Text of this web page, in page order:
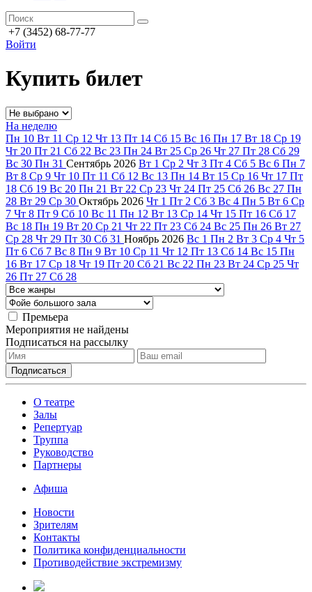
+7 (3452) 68-77-77
Войти
Купить билет
На неделю
Пн 10 Вт 11 Ср 12 Чт 13 Пт 14 Сб 15 Вс 16 Пн 17 Вт 18 Ср 19
Чт 20 Пт 21 Сб 22 Вс 23 Пн 24 Вт 25 Ср 26 Чт 27 Пт 28 Сб 29
Вс 30 Пн 31 Сентябрь 2026 Вт 1 Ср 2 Чт 3 Пт 4 Сб 5 Вс 6 Пн 7
Вт 8 Ср 9 Чт 10 Пт 11 Сб 12 Вс 13 Пн 14 Вт 15 Ср 16 Чт 17 Пт
18 Сб 19 Вс 20 Пн 21 Вт 22 Ср 23 Чт 24 Пт 25 Сб 26 Вс 27 Пн
28 Вт 29 Ср 30 Октябрь 2026 Чт 1 Пт 2 Сб 3 Вс 4 Пн 5 Вт 6 Ср
7 Чт 8 Пт 9 Сб 10 Вс 11 Пн 12 Вт 13 Ср 14 Чт 15 Пт 16 Сб 17
Вс 18 Пн 19 Вт 20 Ср 21 Чт 22 Пт 23 Сб 24 Вс 25 Пн 26 Вт 27
Ср 28 Чт 29 Пт 30 Сб 31 Ноябрь 2026 Вс 1 Пн 2 Вт 3 Ср 4 Чт 5
Пт 6 Сб 7 Вс 8 Пн 9 Вт 10 Ср 11 Чт 12 Пт 13 Сб 14 Вс 15 Пн
16 Вт 17 Ср 18 Чт 19 Пт 20 Сб 21 Вс 22 Пн 23 Вт 24 Ср 25 Чт
26 Пт 27 Сб 28
Премьера
Мероприятия не найдены
Подписаться на рассылку
О театре
Залы
Репертуар
Труппа
Руководство
Партнеры
Афиша
Новости
Зрителям
Контакты
Политика конфиденциальности
Противодействие экстремизму